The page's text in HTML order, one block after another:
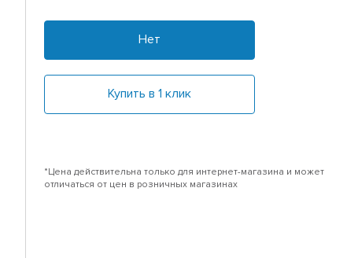
Нет
Купить в 1 клик
*Цена действительна только для интернет-магазина и может
отличаться от цен в розничных магазинах